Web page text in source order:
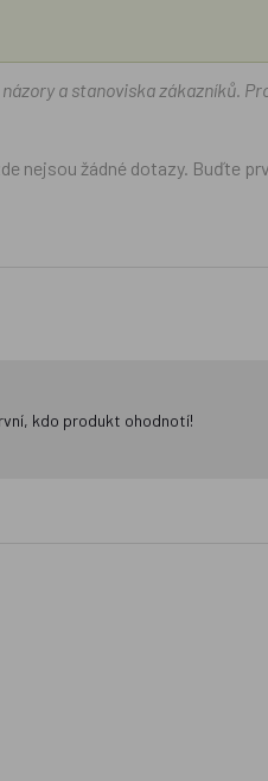
a stanoviska zákazníků.
nejsou žádné dotazy. Buďte
kdo produkt ohodnotí!